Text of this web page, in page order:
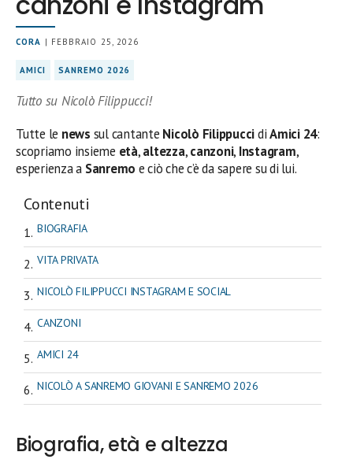
CORA | FEBBRAIO 25, 2026
AMICI SANREMO 2026
Tutto su Nicolò Filippucci!
Tutte le news sul cantante Nicolò FilippuccidiAmici 24:
scopriamo insieme età,altezza,canzoni, Instagram,
esperienza a Sanremo e ciò che c’è da sapere su di lui.
Contenuti
BIOGRAFIA
VITA PRIVATA
NICOLÒ FILIPPUCCI INSTAGRAM E SOCIAL
CANZONI
AMICI 24
NICOLÒ A SANREMO GIOVANI E SANREMO 2026
Biografia, età e altezza